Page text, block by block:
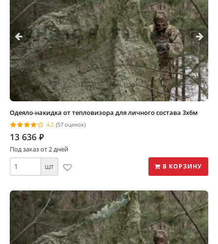
Одеяло-накидка от тепловизора для личного состава 3х6м
4.2 (57 оценок)
13 636 ⃏
Под заказ от 2 дней
шт В КОРЗИНУ